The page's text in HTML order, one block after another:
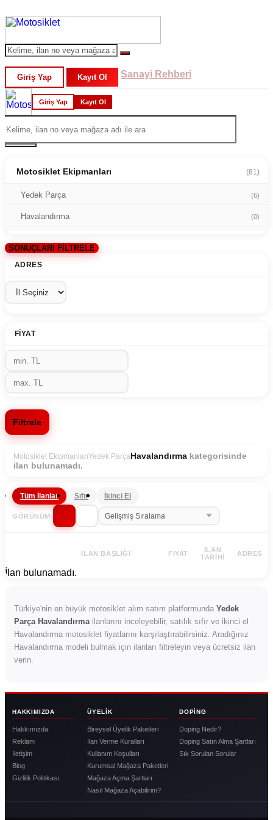
Giriş Yap Kayıt Ol Sanayi Rehberi
Giriş Yap Kayıt Ol
Motosiklet Ekipmanları (81)
Yedek Parça (6)
Havalandırma (0)
SONUÇLARI FİLTRELE
ADRES
FIYAT
Filtrele
Motosiklet EkipmanlarıYedek Parça Havalandırma kategorisinde
ilan bulunamadı.
Tüm İlanlar Sıfır İkinci El
GÖRÜNÜM
İLAN BAŞLIĞI FIYAT
İLAN
TARIHI
ADRES
İlan bulunamadı.
Türkiye'nin en büyük motosiklet alım satım platformunda Yedek
Parça Havalandırma ilanlarını inceleyebilir, satılık sıfır ve ikinci el
Havalandırma motosiklet fiyatlarını karşılaştırabilirsiniz. Aradığınız
Havalandırma modeli bulmak için ilanları filtreleyin veya ücretsiz ilan
verin.
HAKKIMIZDA
Hakkımızda
Reklam
İletişim
Blog
Gizlilik Politikası
ÜYELIK
Bireysel Üyelik Paketleri
İlan Verme Kuralları
Kullanım Koşulları
Kurumsal Mağaza Paketleri
Mağaza Açma Şartları
Nasıl Mağaza Açabilirim?
DOPING
Doping Nedir?
Doping Satın Alma Şartları
Sık Sorulan Sorular